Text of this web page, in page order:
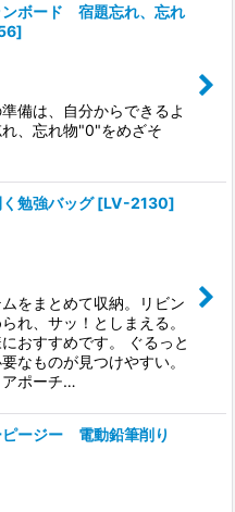
ボード 宿題忘れ、忘れ
]
備は、自分からできるよ
、忘れ物"0"をめざそ
勉強バッグ [LV-2130]
をまとめて収納。リビン
れ、サッ！としまえる。
おすすめです。 ぐるっと
なものが見つけやすい。
アポーチ…
ージー 電動鉛筆削り